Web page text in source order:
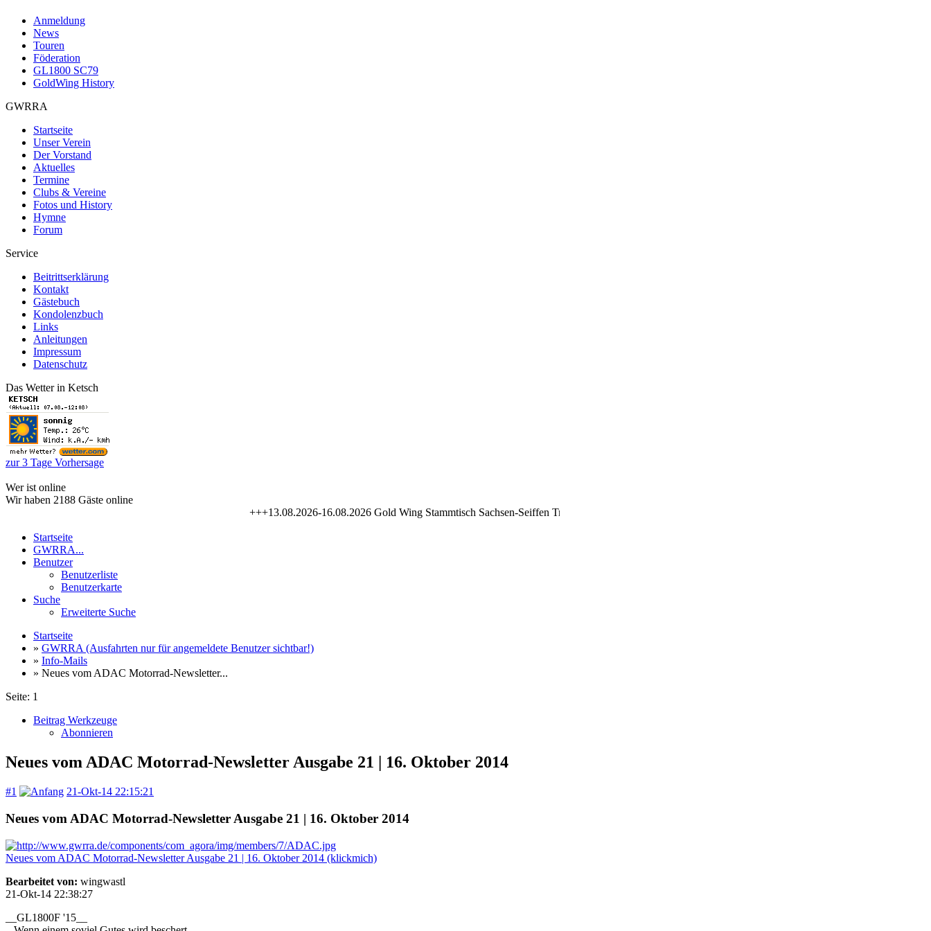
Anmeldung
News
Touren
Föderation
GL1800 SC79
GoldWing History
GWRRA
Startseite
Unser Verein
Der Vorstand
Aktuelles
Termine
Clubs & Vereine
Fotos und History
Hymne
Forum
Service
Beitrittserklärung
Kontakt
Gästebuch
Kondolenzbuch
Links
Anleitungen
Impressum
Datenschutz
Das Wetter in Ketsch
zur 3 Tage Vorhersage
Wer ist online
Wir haben 2188 Gäste online
+++13.08.2026-16.08.2026 Gold Wing Stammtisch Sachsen-Seiffen Treffen 2026+++
Startseite
GWRRA...
Benutzer
Benutzerliste
Benutzerkarte
Suche
Erweiterte Suche
Startseite
» GWRRA (Ausfahrten nur für angemeldete Benutzer sichtbar!)
» Info-Mails
» Neues vom ADAC Motorrad-Newsletter...
Seite: 1
Beitrag Werkzeuge
Abonnieren
Neues vom ADAC Motorrad-Newsletter Ausgabe 21 | 16. Oktober 2014
#1 21-Okt-14 22:15:21
Neues vom ADAC Motorrad-Newsletter Ausgabe 21 | 16. Oktober 2014
Neues vom ADAC Motorrad-Newsletter Ausgabe 21 | 16. Oktober 2014 (klickmich)
Bearbeitet von: wingwastl
21-Okt-14 22:38:27
__GL1800F '15__